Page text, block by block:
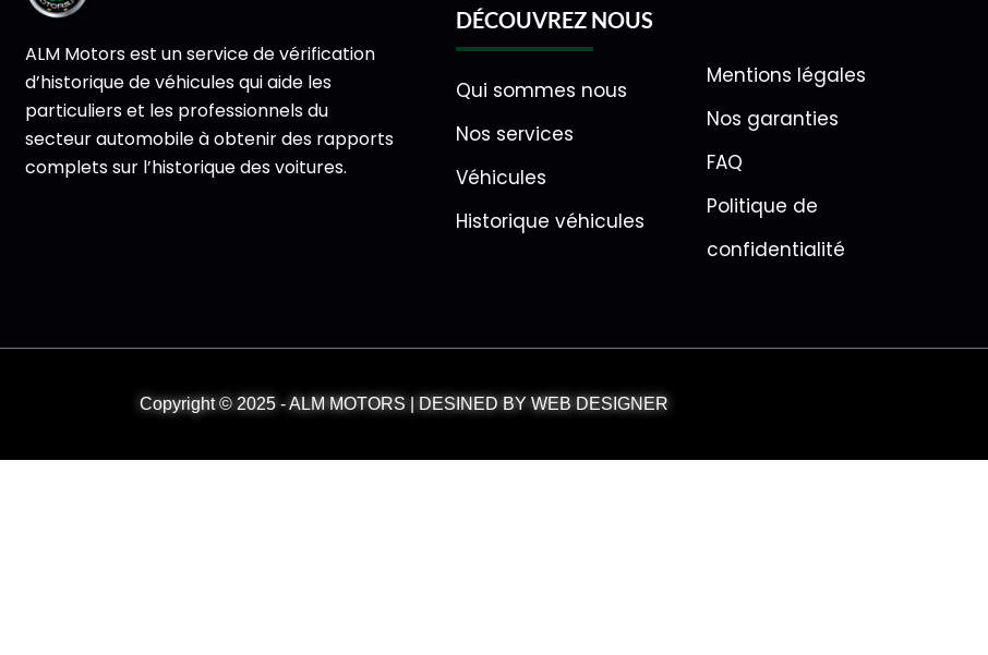
ALM Motors est un service de vérification
d’historique de véhicules qui aide les
particuliers et les professionnels du
secteur automobile à obtenir des rapports
complets sur l’historique des voitures.
DÉCOUVREZ NOUS
Qui sommes nous
Nos services
Véhicules
Historique véhicules
Mentions légales
Nos garanties
FAQ
Politique de
confidentialité
Copyright © 2025 - ALM MOTORS | DESINED BY WEB DESIGNER